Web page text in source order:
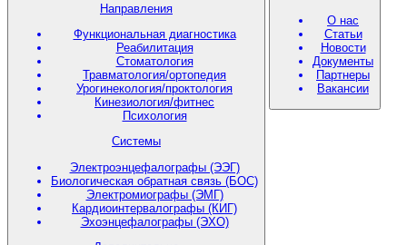
Направления
Функциональная диагностика
Реабилитация
Стоматология
Травматология/ортопедия
Урогинекология/проктология
Кинезиология/фитнес
Психология
Системы
Электроэнцефалографы (ЭЭГ)
Биологическая обратная связь (БОС)
Электромиографы (ЭМГ)
Кардиоинтервалографы (КИГ)
Эхоэнцефалографы (ЭХО)
О нас
Статьи
Новости
Документы
Партнеры
Вакансии